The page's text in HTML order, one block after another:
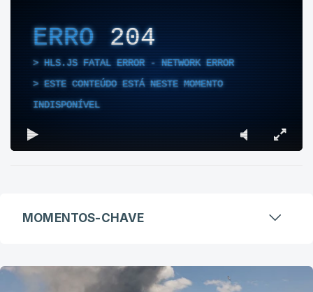
ERRO204
HLS.JS FATAL ERROR - NETWORK ERROR
ESTE CONTEÚDO ESTÁ NESTE MOMENTO
INDISPONÍVEL
MOMENTOS-CHAVE